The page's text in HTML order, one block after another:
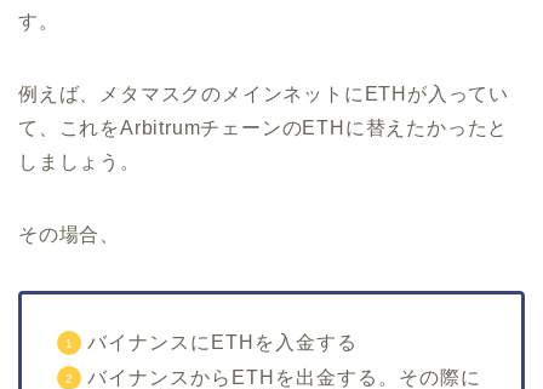
す。
例えば、メタマスクのメインネットにETHが入ってい
て、これをArbitrumチェーンのETHに替えたかったと
しましょう。
その場合、
バイナンスにETHを入金する
バイナンスからETHを出金する。その際に